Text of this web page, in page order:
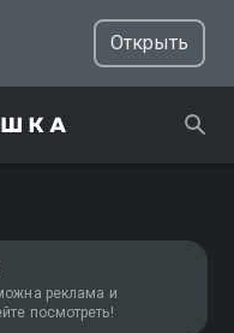
Открыть
реклама и
посмотреть!